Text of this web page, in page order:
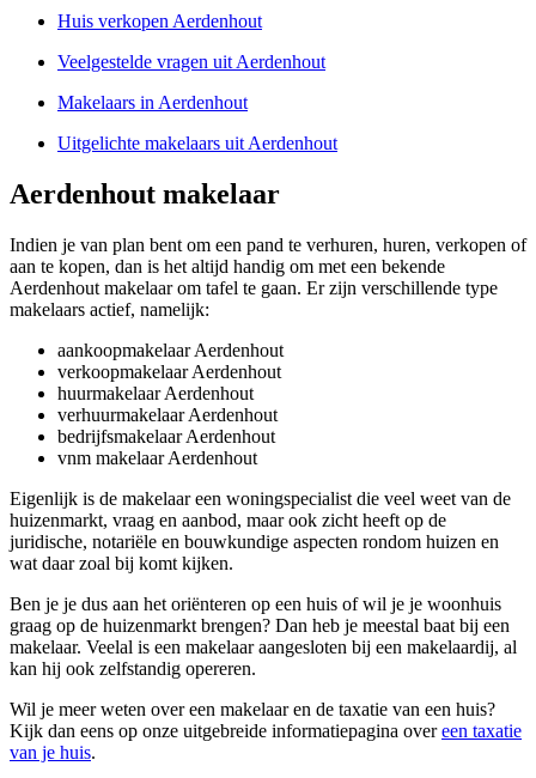
Huis verkopen Aerdenhout
Veelgestelde vragen uit Aerdenhout
Makelaars in Aerdenhout
Uitgelichte makelaars uit Aerdenhout
Aerdenhout makelaar
Indien je van plan bent om een pand te verhuren, huren, verkopen of
aan te kopen, dan is het altijd handig om met een bekende
Aerdenhout makelaar om tafel te gaan. Er zijn verschillende type
makelaars actief, namelijk:
aankoopmakelaar Aerdenhout
verkoopmakelaar Aerdenhout
huurmakelaar Aerdenhout
verhuurmakelaar Aerdenhout
bedrijfsmakelaar Aerdenhout
vnm makelaar Aerdenhout
Eigenlijk is de makelaar een woningspecialist die veel weet van de
huizenmarkt, vraag en aanbod, maar ook zicht heeft op de
juridische, notariële en bouwkundige aspecten rondom huizen en
wat daar zoal bij komt kijken.
Ben je je dus aan het oriënteren op een huis of wil je je woonhuis
graag op de huizenmarkt brengen? Dan heb je meestal baat bij een
makelaar. Veelal is een makelaar aangesloten bij een makelaardij, al
kan hij ook zelfstandig opereren.
Wil je meer weten over een makelaar en de taxatie van een huis?
Kijk dan eens op onze uitgebreide informatiepagina overeen taxatie
van je huis.